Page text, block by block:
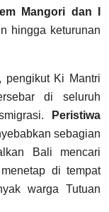
Mangori dan I
hingga keturunan
pengikut Ki Mantri
di seluruh
Peristiwa
sebagian
Bali mencari
di tempat
warga Tutuan